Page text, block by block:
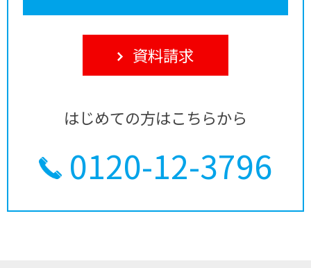
資料請求
はじめての方はこちらから
0120-12-3796